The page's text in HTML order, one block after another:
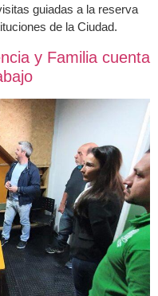
guiadas a la reserva
de la Ciudad.
y Familia cuenta